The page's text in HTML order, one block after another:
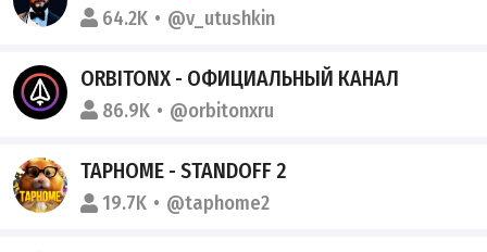
64.2K @v_utushkin
ORBITONX - ОФИЦИАЛЬНЫЙ КАНАЛ
86.9K @orbitonxru
TAPHOME - STANDOFF 2
19.7K @taphome2